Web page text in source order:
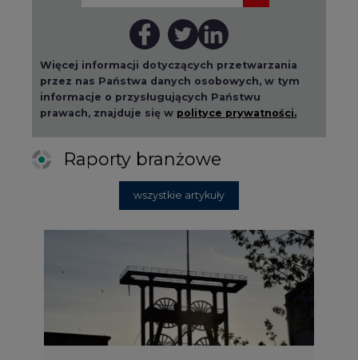
przez nas Państwa danych osobowych, w tym
informacje o przysługujących Państwu
prawach, znajduje się w polityce prywatności.
Raporty branżowe
2026-08-01 14:30
Czy na Górnym Śląsku będzie "życie
po węglu"? (raport)